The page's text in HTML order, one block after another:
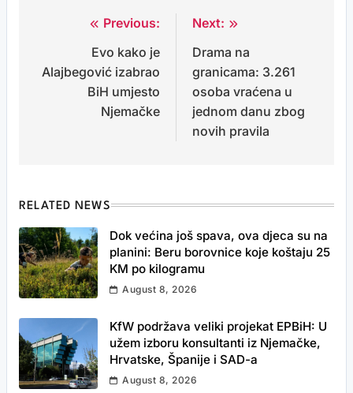
navigation
Previous:
Evo kako je
Alajbegović izabrao
BiH umjesto
Njemačke
Next:
Drama na
granicama: 3.261
osoba vraćena u
jednom danu zbog
novih pravila
RELATED NEWS
Dok većina još spava, ova djeca su na
planini: Beru borovnice koje koštaju 25
KM po kilogramu
August 8, 2026
KfW podržava veliki projekat EPBiH: U
užem izboru konsultanti iz Njemačke,
Hrvatske, Španije i SAD-a
August 8, 2026